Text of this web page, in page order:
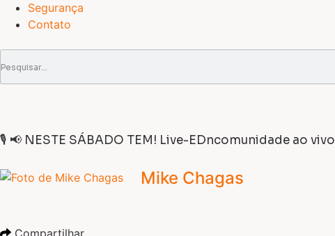
Segurança
Contato
🎙️ 📢 NESTE SÁBADO TEM! Live-EDncomunidade ao vivo
Mike Chagas
Compartilhar